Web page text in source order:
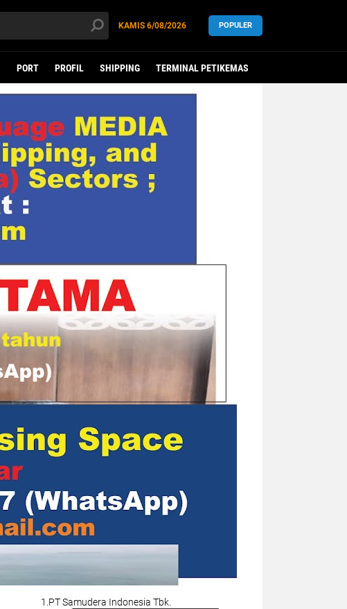
KAMIS 6/08/2026 POPULER
PORT PROFIL SHIPPING TERMINAL PETIKEMAS
1.PT Samudera Indonesia Tbk.